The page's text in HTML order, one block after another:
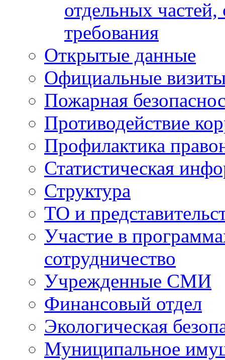
отдельных
требования
Открытые данные
Официальные
Пожарная
Противодействие
Профилактика
Статистическая
Структура
ТО и
Участие в
сотрудничество
Учрежденные СМИ
Финансовый отдел
Экологическая
Муниципальное